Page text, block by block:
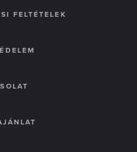
FELTÉTELEK